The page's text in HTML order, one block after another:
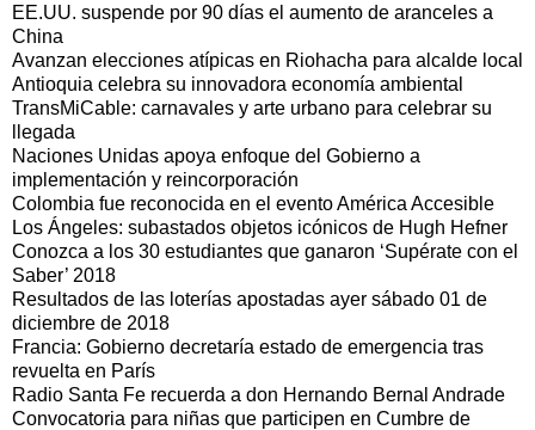
EE.UU. suspende por 90 días el aumento de aranceles a
China
Avanzan elecciones atípicas en Riohacha para alcalde local
Antioquia celebra su innovadora economía ambiental
TransMiCable: carnavales y arte urbano para celebrar su
llegada
Naciones Unidas apoya enfoque del Gobierno a
implementación y reincorporación
Colombia fue reconocida en el evento América Accesible
Los Ángeles: subastados objetos icónicos de Hugh Hefner
Conozca a los 30 estudiantes que ganaron ‘Supérate con el
Saber’ 2018
Resultados de las loterías apostadas ayer sábado 01 de
diciembre de 2018
Francia: Gobierno decretaría estado de emergencia tras
revuelta en París
Radio Santa Fe recuerda a don Hernando Bernal Andrade
Convocatoria para niñas que participen en Cumbre de